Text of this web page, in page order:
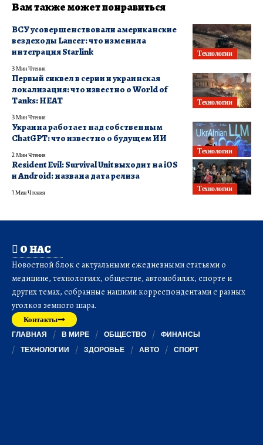
Вам также может понравиться
Технологии
ВСУ усовершенствовали американские
вездеходы Lancer: что изменила
интеграция Starlink
3 Мин Чтения
Технологии
Первый сиквел в серии и украинская
локализация: что известно о World of
Tanks: HEAT
3 Мин Чтения
Технологии
Украина работает над собственным
ChatGPT: что известно о будущем ИИ
2 Мин Чтения
Технологии
Resident Evil: Survival Unit выходит на iOS
и Android: названа дата релиза
1 Мин Чтения
О НАС
Новостной блок с актуальными ежедневными статьями о
медицине, технологиях, обществе, автомобилях, спорте и
других темах, собранные нашими корреспондентами с разных
уголков земного шара.
Контакты
ГЛАВНАЯ В МИРЕ ОБЩЕСТВО
ФИНАНСЫ
ТЕХНОЛОГИИ
ЗДОРОВЬЕ АВТО СПОРТ